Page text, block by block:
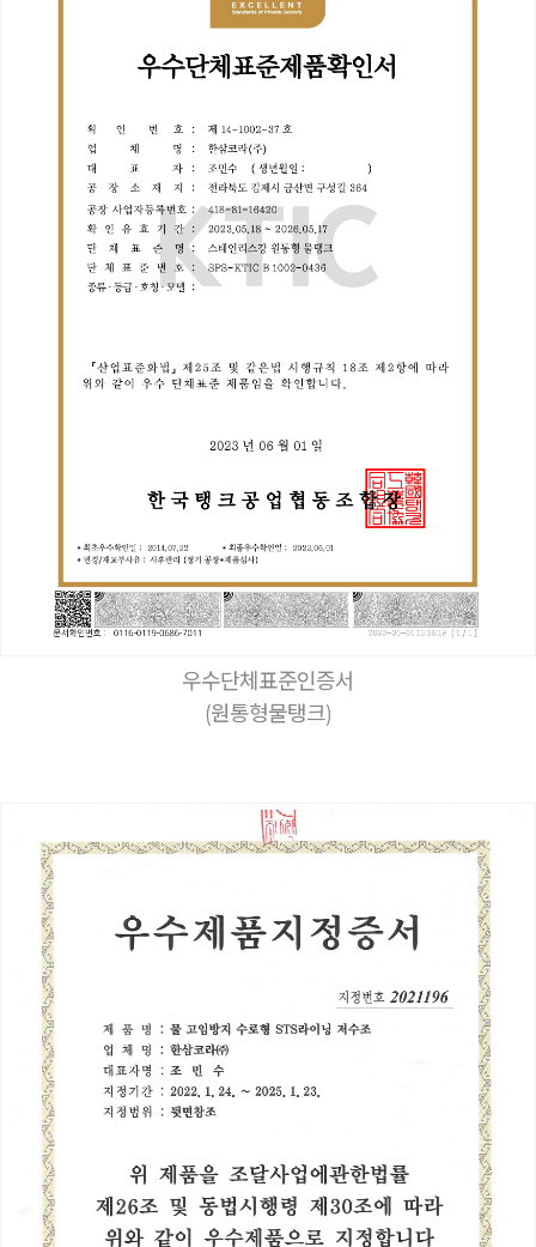
우수단체표준인증서
(원통형물탱크)